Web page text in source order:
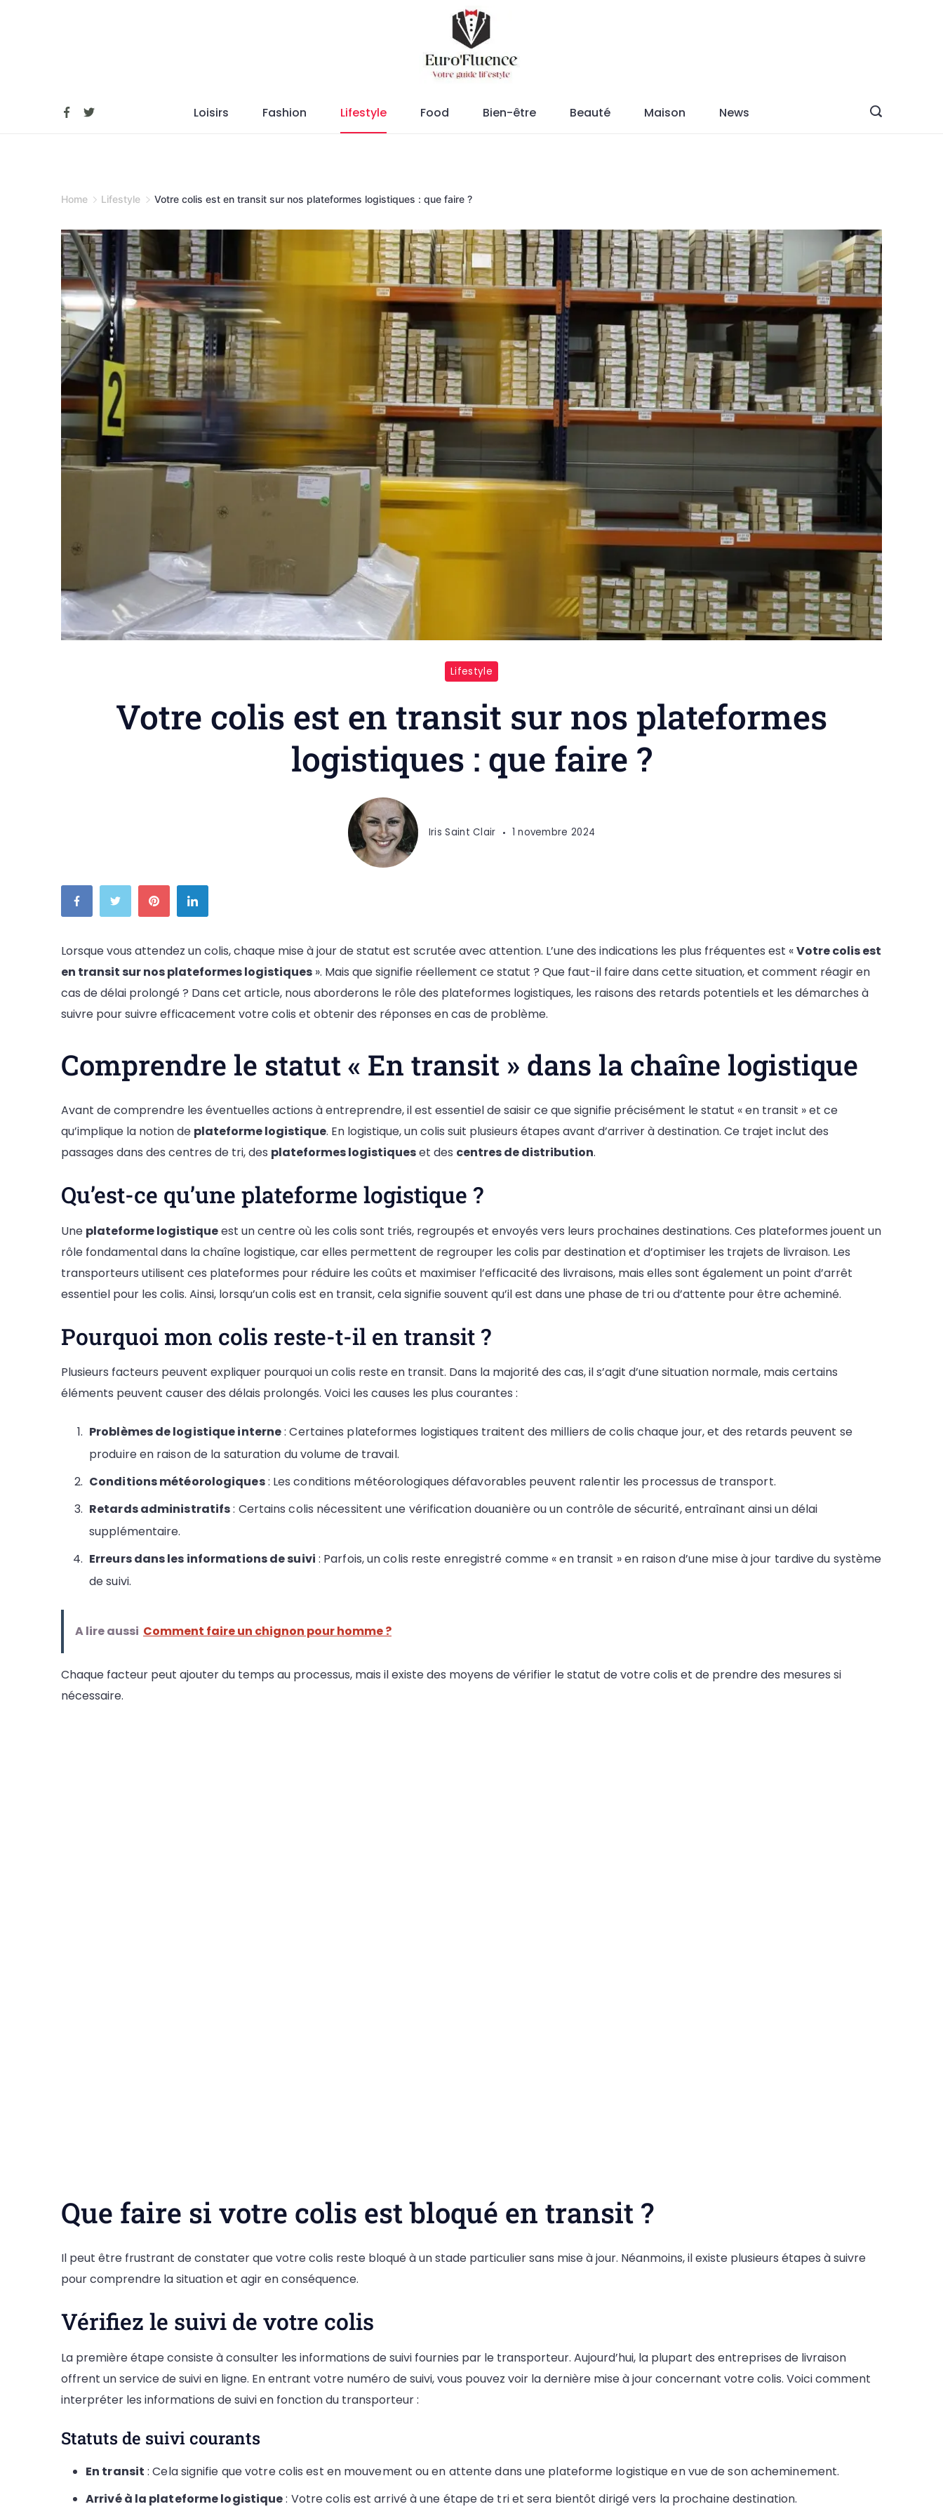
Magazine.
Loisirs Fashion Lifestyle Food Bien-être Beauté Maison News
Home Lifestyle Votre colis est en transit sur nos plateformes logistiques : que faire ?
Lifestyle
Votre colis est en transit sur nos plateformes
logistiques : que faire ?
Iris Saint Clair 1 novembre 2024
Lorsque vous attendez un colis, chaque mise à jour de statut est scrutée avec attention. L’une des indications les plus fréquentes est «Votre colis est
en transit sur nos plateformes logistiques ». Mais que signifie réellement ce statut ? Que faut-il faire dans cette situation, et comment réagir en
cas de délai prolongé ? Dans cet article, nous aborderons le rôle des plateformes logistiques, les raisons des retards potentiels et les démarches à
suivre pour suivre efficacement votre colis et obtenir des réponses en cas de problème.
Comprendre le statut « En transit » dans la chaîne logistique
Avant de comprendre les éventuelles actions à entreprendre, il est essentiel de saisir ce que signifie précisément le statut « en transit » et ce
qu’implique la notion de plateforme logistique. En logistique, un colis suit plusieurs étapes avant d’arriver à destination. Ce trajet inclut des
passages dans des centres de tri, des plateformes logistiqueset des centres de distribution.
Qu’est-ce qu’une plateforme logistique ?
Une plateforme logistiqueest un centre où les colis sont triés, regroupés et envoyés vers leurs prochaines destinations. Ces plateformes jouent un
rôle fondamental dans la chaîne logistique, car elles permettent de regrouper les colis par destination et d’optimiser les trajets de livraison. Les
transporteurs utilisent ces plateformes pour réduire les coûts et maximiser l’efficacité des livraisons, mais elles sont également un point d’arrêt
essentiel pour les colis. Ainsi, lorsqu’un colis est en transit, cela signifie souvent qu’il est dans une phase de tri ou d’attente pour être acheminé.
Pourquoi mon colis reste-t-il en transit ?
Plusieurs facteurs peuvent expliquer pourquoi un colis reste en transit. Dans la majorité des cas, il s’agit d’une situation normale, mais certains
éléments peuvent causer des délais prolongés. Voici les causes les plus courantes :
Problèmes de logistique interne: Certaines plateformes logistiques traitent des milliers de colis chaque jour, et des retards peuvent se
produire en raison de la saturation du volume de travail.
Conditions météorologiques: Les conditions météorologiques défavorables peuvent ralentir les processus de transport.
Retards administratifs: Certains colis nécessitent une vérification douanière ou un contrôle de sécurité, entraînant ainsi un délai
supplémentaire.
Erreurs dans les informations de suivi : Parfois, un colis reste enregistré comme « en transit » en raison d’une mise à jour tardive du système
de suivi.
A lire aussi Comment faire un chignon pour homme ?
Chaque facteur peut ajouter du temps au processus, mais il existe des moyens de vérifier le statut de votre colis et de prendre des mesures si
nécessaire.
Que faire si votre colis est bloqué en transit ?
Il peut être frustrant de constater que votre colis reste bloqué à un stade particulier sans mise à jour. Néanmoins, il existe plusieurs étapes à suivre
pour comprendre la situation et agir en conséquence.
Vérifiez le suivi de votre colis
La première étape consiste à consulter les informations de suivi fournies par le transporteur. Aujourd’hui, la plupart des entreprises de livraison
offrent un service de suivi en ligne. En entrant votre numéro de suivi, vous pouvez voir la dernière mise à jour concernant votre colis. Voici comment
interpréter les informations de suivi en fonction du transporteur :
Statuts de suivi courants
En transit : Cela signifie que votre colis est en mouvement ou en attente dans une plateforme logistique en vue de son acheminement.
Arrivé à la plateforme logistique: Votre colis est arrivé à une étape de tri et sera bientôt dirigé vers la prochaine destination.